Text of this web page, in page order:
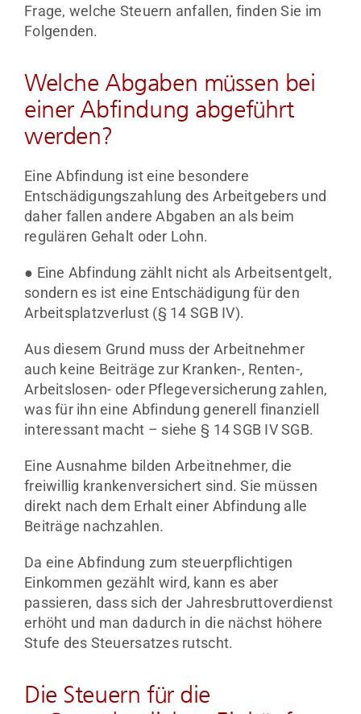
Frage, welche Steuern anfallen, finden Sie im
Folgenden.
Welche Abgaben müssen bei
einer Abfindung abgeführt
werden?
Eine Abfindung ist eine besondere
Entschädigungszahlung des Arbeitgebers und
daher fallen andere Abgaben an als beim
regulären Gehalt oder Lohn.
● Eine Abfindung zählt nicht als Arbeitsentgelt,
sondern es ist eine Entschädigung für den
Arbeitsplatzverlust (§ 14 SGB IV).
Aus diesem Grund muss der Arbeitnehmer
auch keine Beiträge zur Kranken-, Renten-,
Arbeitslosen- oder Pflegeversicherung zahlen,
was für ihn eine Abfindung generell finanziell
interessant macht – siehe § 14 SGB IV SGB.
Eine Ausnahme bilden Arbeitnehmer, die
freiwillig krankenversichert sind. Sie müssen
direkt nach dem Erhalt einer Abfindung alle
Beiträge nachzahlen.
Da eine Abfindung zum steuerpflichtigen
Einkommen gezählt wird, kann es aber
passieren, dass sich der Jahresbruttoverdienst
erhöht und man dadurch in die nächst höhere
Stufe des Steuersatzes rutscht.
Die Steuern für die